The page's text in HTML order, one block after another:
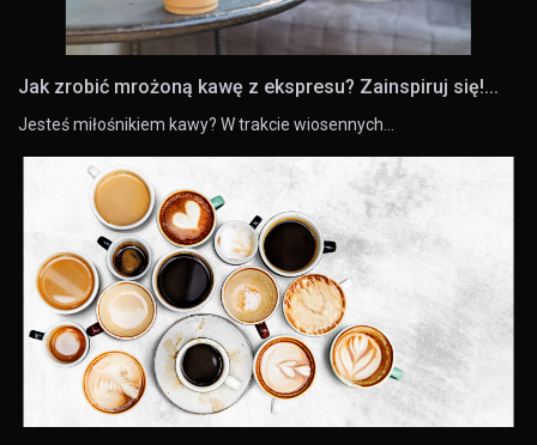
Jak zrobić mrożoną kawę z ekspresu? Zainspiruj się!...
Jesteś miłośnikiem kawy? W trakcie wiosennych…